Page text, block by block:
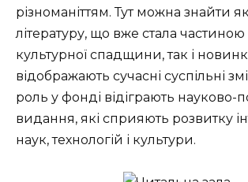
різноманіттям. Тут можна знайти
літературу, що вже стала частиною
культурної спадщини, так і
відображають сучасні суспільні
роль у фонді відіграють науково-
видання, які сприяють розвитку
наук, технологій і культури.